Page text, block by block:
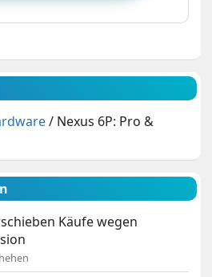
/ Nexus 6P: Pro &
Käufe wegen